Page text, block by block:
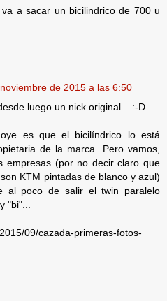
a sacar un bicilindrico de 700 u
de 2015 a las 6:50
luego un nick original... :-D
es que el bicilíndrico lo está
de la marca. Pero vamos,
empresas (por no decir claro que
KTM pintadas de blanco y azul)
al poco de salir el twin paralelo
"bi"...
09/cazada-primeras-fotos-